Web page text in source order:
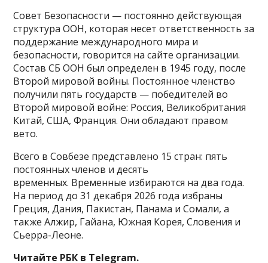
Совет Безопасности — постоянно действующая
структура ООН, которая несет ответственность за
поддержание международного мира и
безопасности, говорится на сайте организации.
Состав СБ ООН был определен в 1945 году, после
Второй мировой войны. Постоянное членство
получили пять государств — победителей во
Второй мировой войне: Россия, Великобритания
Китай, США, Франция. Они обладают правом
вето.
Всего в Совбезе представлено 15 стран: пять
постоянных членов и десять
временных. Временные избираются на два года.
На период до 31 декабря 2026 года избраны
Греция, Дания, Пакистан, Панама и Сомали, а
также Алжир, Гайана, Южная Корея, Словения и
Сьерра-Леоне.
Читайте РБК в Telegram.